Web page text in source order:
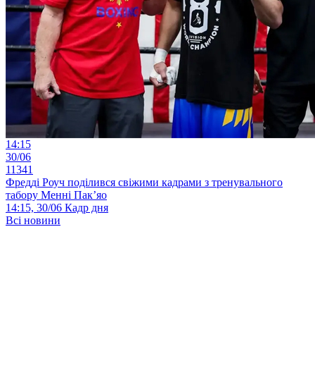
14:15
30/06
11341
Фредді Роуч поділився свіжими кадрами з тренувального
табору Менні Пак’яо
14:15, 30/06 Кадр дня
Всі новини